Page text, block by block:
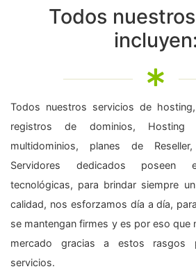
Todos
incluyen:
Todos nuestros servicios de
registros de dominios, Hosting
multidominios, planes de
Servidores dedicados poseen
tecnológicas, para brindar siempre
calidad, nos esforzamos día a día,
se mantengan firmes y es por eso que
mercado gracias a estos rasgos
servicios.